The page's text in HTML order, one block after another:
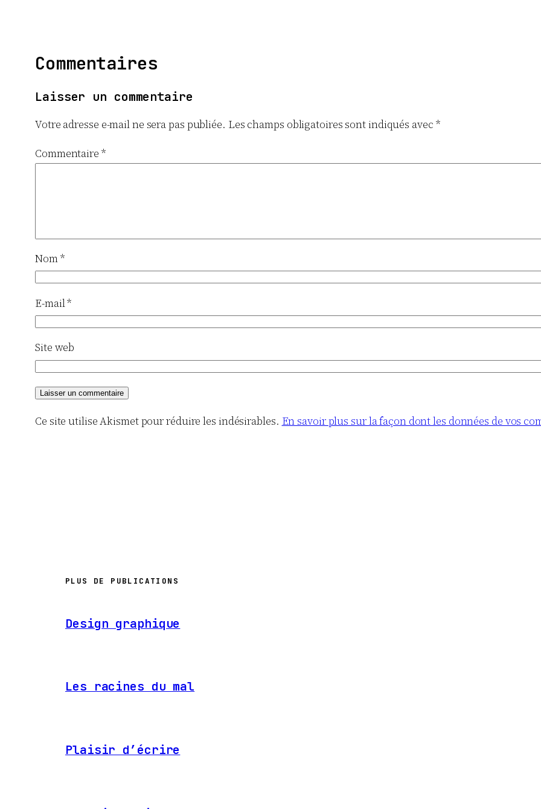
Commentaires
Laisser un commentaire
Votre adresse e-mail ne sera pas publiée. Les champs obligatoires sont indiqués avec *
Commentaire *
Nom*
E-mail*
Site web
Ce site utilise Akismet pour réduire les indésirables. En savoir plus sur la façon dont les données de vos
PLUS DE PUBLICATIONS
Design graphique
Les racines du mal
Plaisir d’écrire